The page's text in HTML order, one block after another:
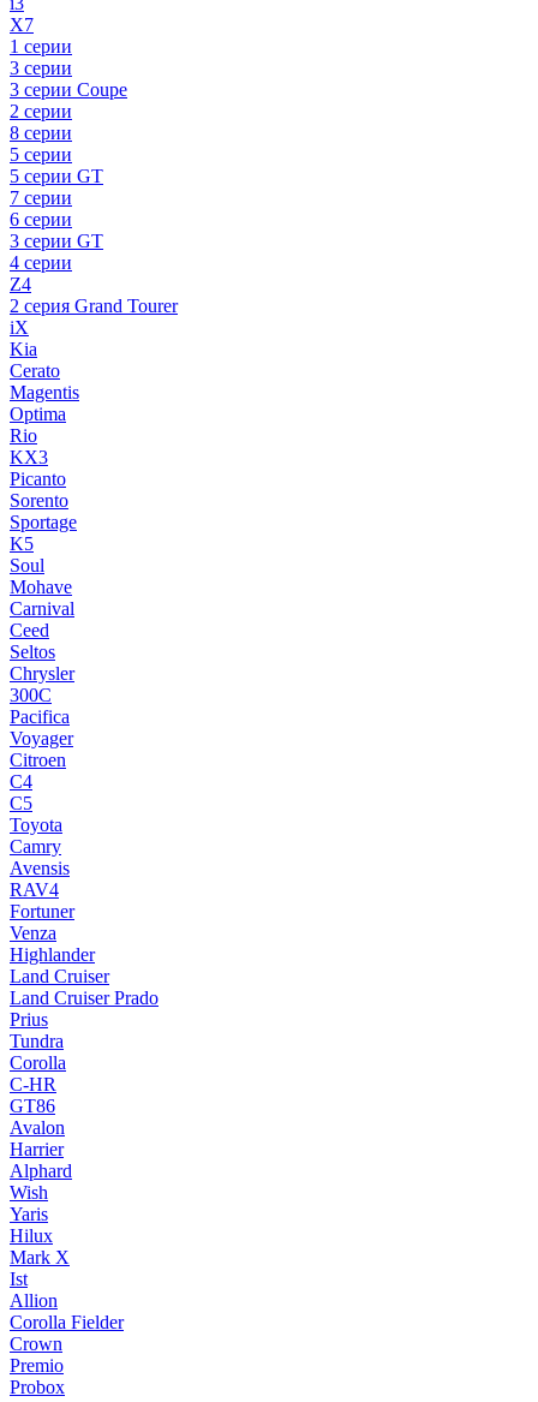
X7
1 серии
3 серии
3 серии Coupe
2 серии
8 серии
5 серии
5 серии GT
7 серии
6 серии
3 серии GT
4 серии
Z4
2 серия Grand Tourer
iX
Kia
Cerato
Magentis
Optima
Rio
KX3
Picanto
Sorento
Sportage
K5
Soul
Mohave
Carnival
Ceed
Seltos
Chrysler
300C
Pacifica
Voyager
Citroen
C4
C5
Toyota
Camry
Avensis
RAV4
Fortuner
Venza
Highlander
Land Cruiser
Land Cruiser Prado
Prius
Tundra
Corolla
C-HR
GT86
Avalon
Harrier
Alphard
Wish
Yaris
Hilux
Mark X
Ist
Allion
Corolla Fielder
Crown
Premio
Probox